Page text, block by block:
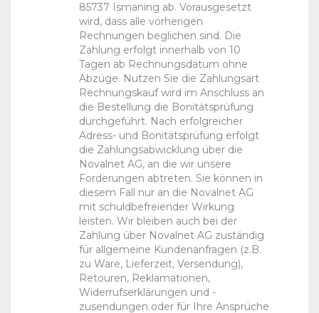
85737 Ismaning ab. Vorausgesetzt
wird, dass alle vorherigen
Rechnungen beglichen sind. Die
Zahlung erfolgt innerhalb von 10
Tagen ab Rechnungsdatum ohne
Abzüge. Nutzen Sie die Zahlungsart
Rechnungskauf wird im Anschluss an
die Bestellung die Bonitätsprüfung
durchgeführt. Nach erfolgreicher
Adress- und Bonitätsprüfung erfolgt
die Zahlungsabwicklung über die
Novalnet AG, an die wir unsere
Forderungen abtreten. Sie können in
diesem Fall nur an die Novalnet AG
mit schuldbefreiender Wirkung
leisten. Wir bleiben auch bei der
Zahlung über Novalnet AG zuständig
für allgemeine Kundenanfragen (z.B.
zu Ware, Lieferzeit, Versendung),
Retouren, Reklamationen,
Widerrufserklärungen und -
zusendungen oder für Ihre Ansprüche